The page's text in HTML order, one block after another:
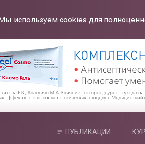
используем cookies для
ПУБЛИКАЦИИ